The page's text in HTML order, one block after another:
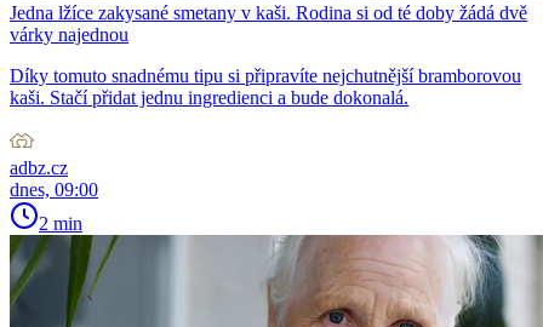
Jedna lžíce zakysané smetany v kaši. Rodina si od té doby žádá dvě
várky najednou
Díky tomuto snadnému tipu si připravíte nejchutnější bramborovou
kaši. Stačí přidat jednu ingredienci a bude dokonalá.
adbz.cz
dnes, 09:00
2 min